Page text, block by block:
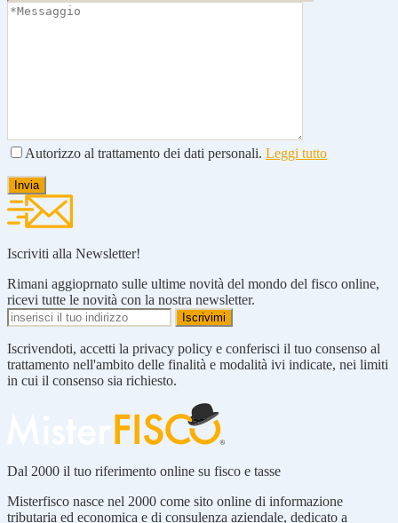
Autorizzo al trattamento dei dati personali. Leggi tutto
Iscriviti alla Newsletter!
Rimani aggioprnato sulle ultime novità del mondo del fisco online,
ricevi tutte le novità con la nostra newsletter.
Iscrivendoti, accetti la privacy policy e conferisci il tuo consenso al
trattamento nell'ambito delle finalità e modalità ivi indicate, nei limiti
in cui il consenso sia richiesto.
Dal 2000 il tuo riferimento online su fisco e tasse
Misterfisco nasce nel 2000 come sito online di informazione
tributaria ed economica e di consulenza aziendale, dedicato a